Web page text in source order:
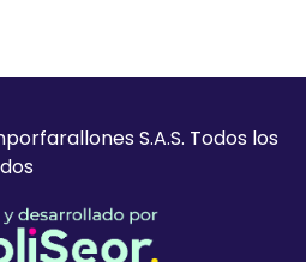
S.A.S. Todos los